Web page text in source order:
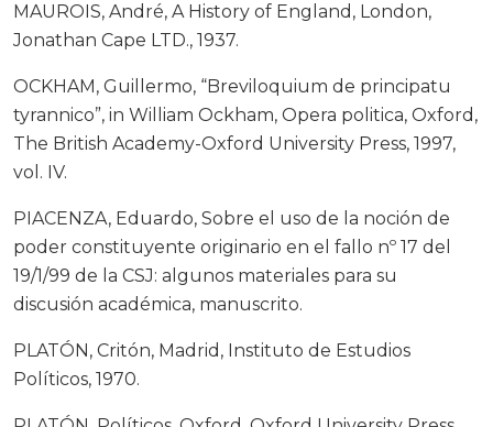
MAUROIS, André, A History of England, London,
Jonathan Cape LTD., 1937.
OCKHAM, Guillermo, “Breviloquium de principatu
tyrannico”, in William Ockham, Opera politica, Oxford,
The British Academy-Oxford University Press, 1997,
vol. IV.
PIACENZA, Eduardo, Sobre el uso de la noción de
poder constituyente originario en el fallo nº 17 del
19/1/99 de la CSJ: algunos materiales para su
discusión académica, manuscrito.
PLATÓN, Critón, Madrid, Instituto de Estudios
Políticos, 1970.